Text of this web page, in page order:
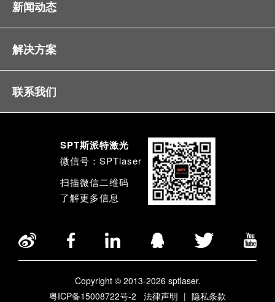
新闻动态
解决方案
联系我们
SPT斯派特激光
微信号：SPTlaser
扫描微信二维码
了解更多信息
Copyright © 2013-2026 sptlaser.
粤ICP备15008722号-2
法律声明 | 隐私条款